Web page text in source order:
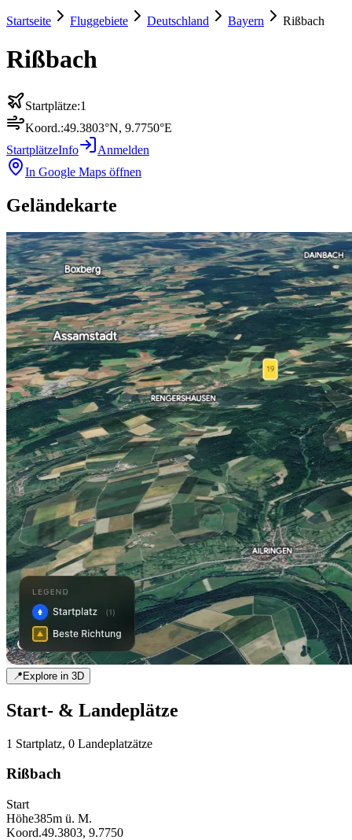
Startseite Fluggebiete Deutschland Bayern Rißbach
Rißbach
Startplätze:1
Koord.:49.3803°N, 9.7750°E
StartplätzeInfo
Anmelden
In Google Maps öffnen
Geländekarte
📍Explore in 3D
Start- & Landeplätze
1 Startplatz, 0 Landeplatzätze
Rißbach
Start
Höhe385m ü. M.
Koord.49.3803, 9.7750